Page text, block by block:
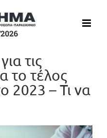
τις
το τέλος
2023 – Τι να